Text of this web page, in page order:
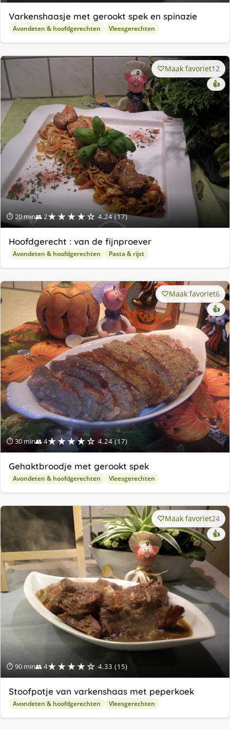
Varkenshaasje met gerookt spek en spinazie
Avondeten & hoofdgerechten Vleesgerechten
⏱ 20 min👥 2★★★★☆ 4.24 (17)
Maak favoriet12
👍
Hoofdgerecht : van de fijnproever
Avondeten & hoofdgerechten Pasta & rijst
⏱ 30 min👥 4★★★★☆ 4.24 (17)
Maak favoriet6
👍
Gehaktbroodje met gerookt spek
Avondeten & hoofdgerechten Vleesgerechten
⏱ 90 min👥 4★★★★☆ 4.33 (15)
Maak favoriet24
👍
Stoofpotje van varkenshaas met peperkoek
Avondeten & hoofdgerechten Vleesgerechten